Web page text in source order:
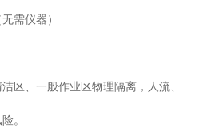
需仪器）
、一般作业区物理隔离，人流、
。